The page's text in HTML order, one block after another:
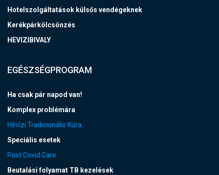
Hotelszolgáltatások külsős vendégeknek
Kerékpárkölcsönzés
HEVIZIBIVALY
EGÉSZSÉGPROGRAM
Ha csak pár napod van!
Komplex problémára
Hévízi Tradicionális Kúra
Speciális esetek
Post Covid Care
Beutalási folyamat TB kezelések